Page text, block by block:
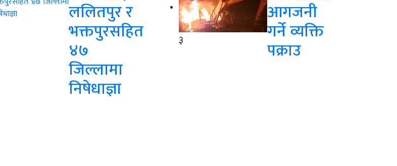
ललितपुर र
भक्तपुरसहित
४७
जिल्लामा
निषेधाज्ञा
३
आगजनी
गर्ने व्यक्ति
पक्राउ